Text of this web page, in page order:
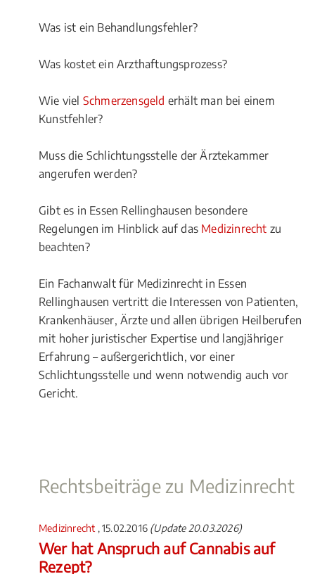
Was ist ein Behandlungsfehler?
Was kostet ein Arzthaftungsprozess?
Wie viel Schmerzensgeld erhält man bei einem
Kunstfehler?
Muss die Schlichtungsstelle der Ärztekammer
angerufen werden?
Gibt es in Essen Rellinghausen besondere
Regelungen im Hinblick auf das Medizinrecht zu
beachten?
Ein Fachanwalt für Medizinrecht in Essen
Rellinghausen vertritt die Interessen von Patienten,
Krankenhäuser, Ärzte und allen übrigen Heilberufen
mit hoher juristischer Expertise und langjähriger
Erfahrung – außergerichtlich, vor einer
Schlichtungsstelle und wenn notwendig auch vor
Gericht.
Rechtsbeiträge zu Medizinrecht
Medizinrecht , 15.02.2016 (Update 20.03.2026)
Wer hat Anspruch auf Cannabis auf
Rezept?